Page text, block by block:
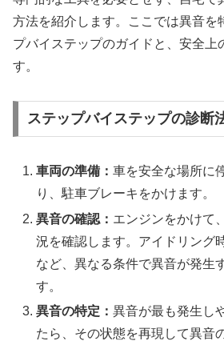
方法を紹介します。ここでは異音を
プバイステップのガイドと、安全上
す。
ステップバイステップの診断
車両の準備：車を安全な場所に
り、駐車ブレーキをかけます。
異音の確認： エンジンをかけて
況を確認します。アイドリング
など、異なる条件で異音が発生
す。
異音の特定：異音が最も発生し
たら、その状態を再現して異音